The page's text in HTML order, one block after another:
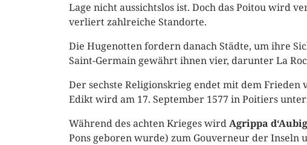
Lage nicht aussichtslos ist. Doch das Poitou wird
verliert zahlreiche Standorte.
Die Hugenotten fordern danach Städte, um ihre
Saint-Germain gewährt ihnen vier, darunter La
Der sechste Religionskrieg endet mit dem Frieden
Edikt wird am 17. September 1577 in Poitiers
Während des achten Krieges wirdAgrippa
Pons geboren wurde) zum Gouverneur der Inseln